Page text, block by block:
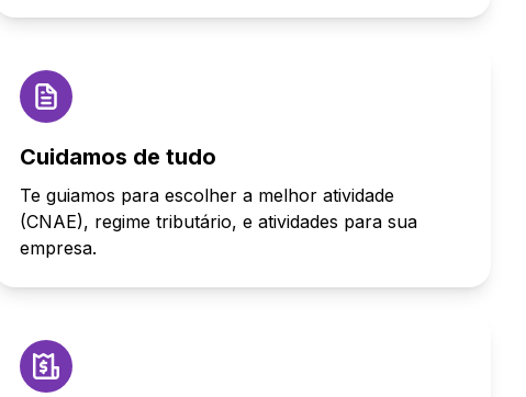
Cuidamos de tudo
Te guiamos para escolher a melhor atividade
(CNAE), regime tributário, e atividades para sua
empresa.